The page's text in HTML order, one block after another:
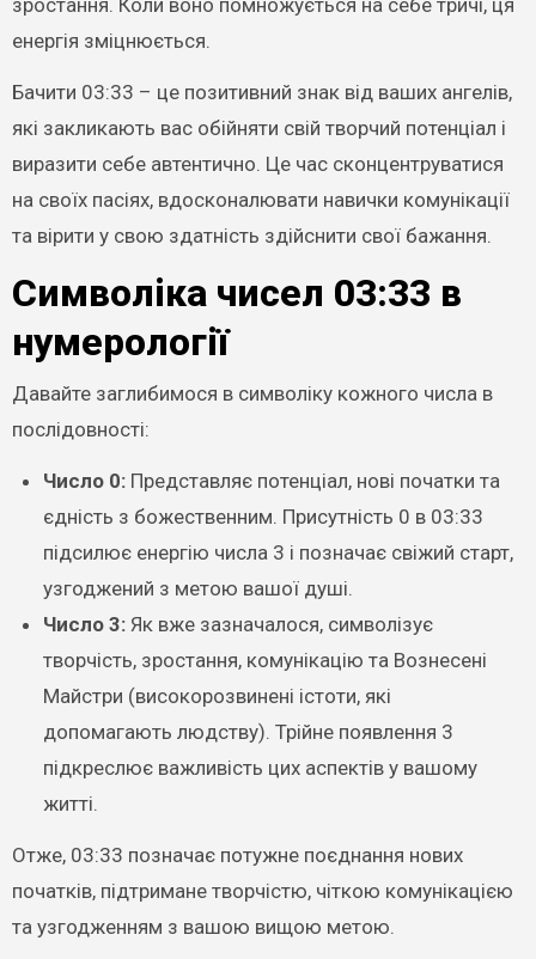
зростання. Коли воно помножується на себе тричі, ця
енергія зміцнюється.
Бачити 03:33 – це позитивний знак від ваших ангелів,
які закликають вас обійняти свій творчий потенціал і
виразити себе автентично. Це час сконцентруватися
на своїх пасіях, вдосконалювати навички комунікації
та вірити у свою здатність здійснити свої бажання.
Символіка чисел 03:33 в
нумерології
Давайте заглибимося в символіку кожного числа в
послідовності:
Число 0:Представляє потенціал, нові початки та
єдність з божественним. Присутність 0 в 03:33
підсилює енергію числа 3 і позначає свіжий старт,
узгоджений з метою вашої душі.
Число 3:Як вже зазначалося, символізує
творчість, зростання, комунікацію та Вознесені
Майстри (високорозвинені істоти, які
допомагають людству). Трійне появлення 3
підкреслює важливість цих аспектів у вашому
житті.
Отже, 03:33 позначає потужне поєднання нових
початків, підтримане творчістю, чіткою комунікацією
та узгодженням з вашою вищою метою.